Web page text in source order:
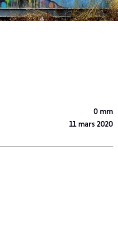
0 mm
11 mars 2020